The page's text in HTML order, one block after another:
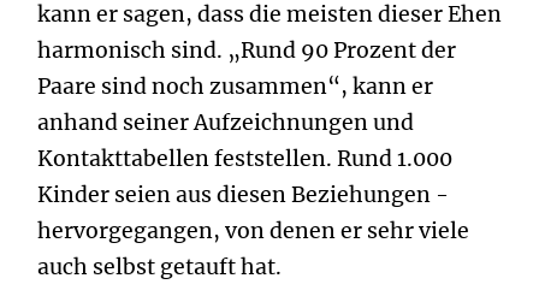
kann er sagen, dass die meisten dieser Ehen
harmonisch sind. „Rund 90 Prozent der
Paare sind noch zusammen“, kann er
anhand seiner Aufzeichnungen und
Kontakttabellen feststellen. Rund 1.000
Kinder seien aus diesen Beziehungen ­
hervorgegangen, von denen er sehr viele
auch selbst getauft hat.